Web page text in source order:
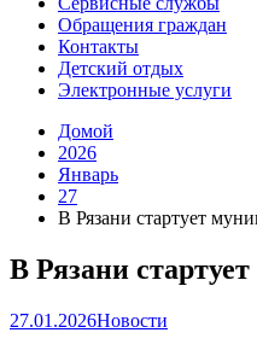
Обращения граждан
Контакты
Детский отдых
Электронные услуги
Домой
2026
Январь
27
В Рязани стартует
В Рязани
27.01.2026Новости